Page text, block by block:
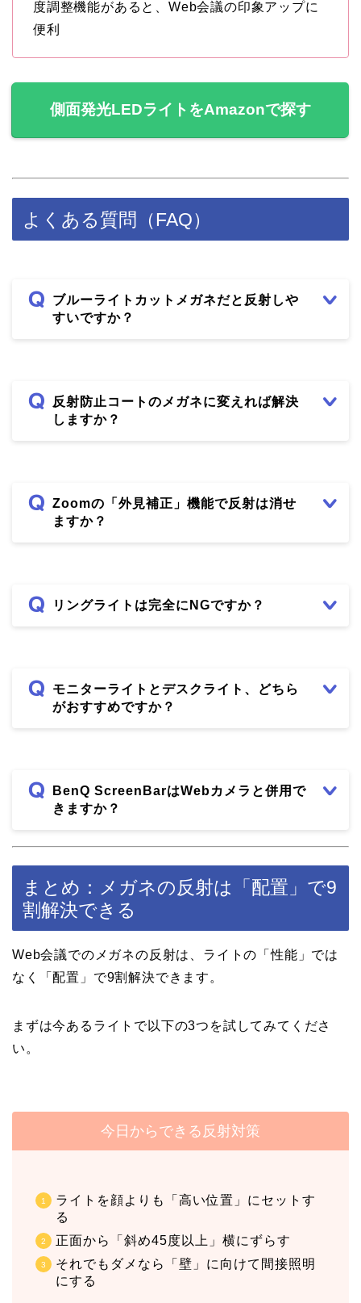
度調整機能があると、Web会議の印象アップに
便利
側面発光LEDライトをAmazonで探す
よくある質問（FAQ）
ブルーライトカットメガネだと反射しや
すいですか？
反射防止コートのメガネに変えれば解決
しますか？
Zoomの「外見補正」機能で反射は消せ
ますか？
リングライトは完全にNGですか？
モニターライトとデスクライト、どちら
がおすすめですか？
BenQ ScreenBarはWebカメラと併用で
きますか？
まとめ：メガネの反射は「配置」で9
割解決できる
Web会議でのメガネの反射は、ライトの「性能」では
なく「配置」で9割解決できます。
まずは今あるライトで以下の3つを試してみてくださ
い。
今日からできる反射対策
ライトを顔よりも「高い位置」にセットす
る
正面から「斜め45度以上」横にずらす
それでもダメなら「壁」に向けて間接照明
にする